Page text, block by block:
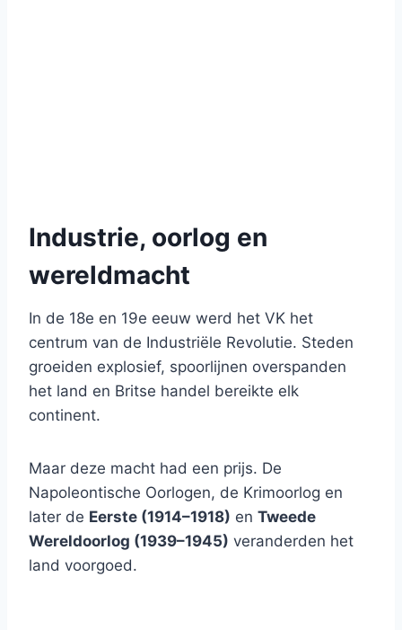
Industrie, oorlog en
wereldmacht
In de 18e en 19e eeuw werd het VK het
centrum van de Industriële Revolutie. Steden
groeiden explosief, spoorlijnen overspanden
het land en Britse handel bereikte elk
continent.
Maar deze macht had een prijs. De
Napoleontische Oorlogen, de Krimoorlog en
later de Eerste (1914–1918) en Tweede
Wereldoorlog (1939–1945) veranderden het
land voorgoed.